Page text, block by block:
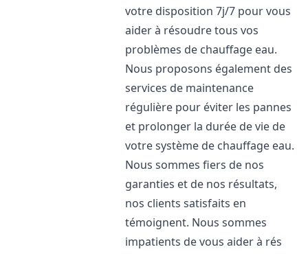
votre disposition 7j/7 pour vous
aider à résoudre tous vos
problèmes de chauffage eau.
Nous proposons également des
services de maintenance
régulière pour éviter les pannes
et prolonger la durée de vie de
votre système de chauffage eau.
Nous sommes fiers de nos
garanties et de nos résultats,
nos clients satisfaits en
témoignent. Nous sommes
impatients de vous aider à rés